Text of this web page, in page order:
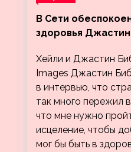
В Сети
здоровья
Хейли
Хейли и Джастин
Images Джастин
в интервью, что
так много пережил
что мне нужно
исцеление, чтобы
мог бы быть в